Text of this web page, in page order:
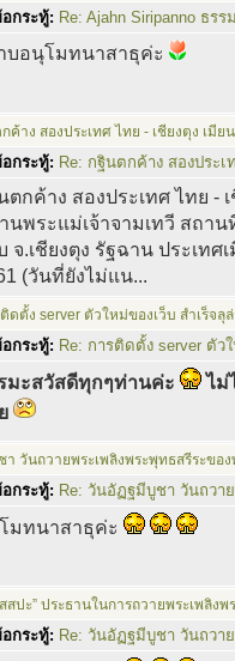
กระทู้: Re: Ajahn Siripanno ธ
บอนุโมทนาสาธุค่ะ
ค้าง สองประเทศ ไทย - เชียงตุง เมีย
กระทู้: Re: กฐินตกค้าง สองประ
ตกค้าง สองประเทศ ไทย -
นพระแม่เจ้าจามเทวี สถาน
จ.เชียงตุง รัฐฉาน ประเท
(วันที่ยังไม่แน...
ดตั้ง server ตัวใหม่ของเว็บ สำเร็จลุ
กระทู้: Re: การติดตั้ง server ตัว
มะสวัสดีทุกๆท่านค่ะ
ไม่
วันถวายพระเพลิงพระพุทธสรีระของ
กระทู้: Re: วันอัฏฐมีบูชา วันถวา
มทนาสาธุค่ะ
สปะ” ประธานในการถวายพระเพลิงพ
กระทู้: Re: วันอัฏฐมีบูชา วันถวา